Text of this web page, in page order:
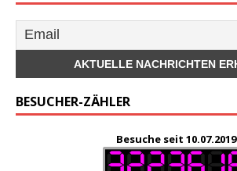
BESUCHER-ZÄHLER
Besuche seit 10.07.2019